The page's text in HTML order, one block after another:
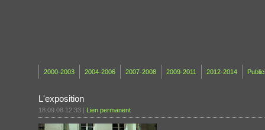
2000-2003 2004-2006 2007-2008 2009-2011 2012-2014
L'exposition
18.09.08 12:33 | Lien permanent